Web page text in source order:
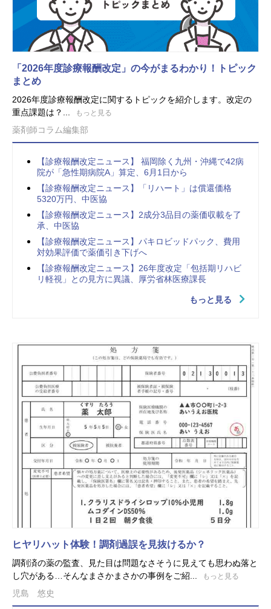
「2026年度診療報酬改定」の今がまるわかり！トピック
まとめ
2026年度診療報酬改定に関するトピックを紹介します。改定の
重点課題は？...
もっと見る
薬剤師コラム編集部
【診療報酬改定ニュース】 福岡除く九州・沖縄で42病
院が「急性期病院A」算定、6月1日から
【診療報酬改定ニュース】「リハート」は償還価格
5320万円、中医協
【診療報酬改定ニュース】2成分3品目の薬価収載を了
承、中医協
【診療報酬改定ニュース】パキロビッドパック、費用
対効果評価で薬価引き下げへ
【診療報酬改定ニュース】26年度改定「包括期リハビ
リ軽視」との見方に異議、厚労省林医療課長
もっと見る
ヒヤリハット体験！調剤過誤を見抜けるか？
調剤済の薬の監査、見た目は問題なさそうに見えても思わぬ落と
し穴がある…そんなまさかまさかの事例をご紹...
もっと見る
児島 悠史